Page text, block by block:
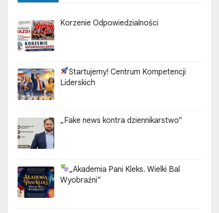
Korzenie Odpowiedzialności
Startujemy! Centrum Kompetencji
Liderskich
„Fake news kontra dziennikarstwo”
„Akademia Pani Kleks. Wielki Bal
Wyobraźni”